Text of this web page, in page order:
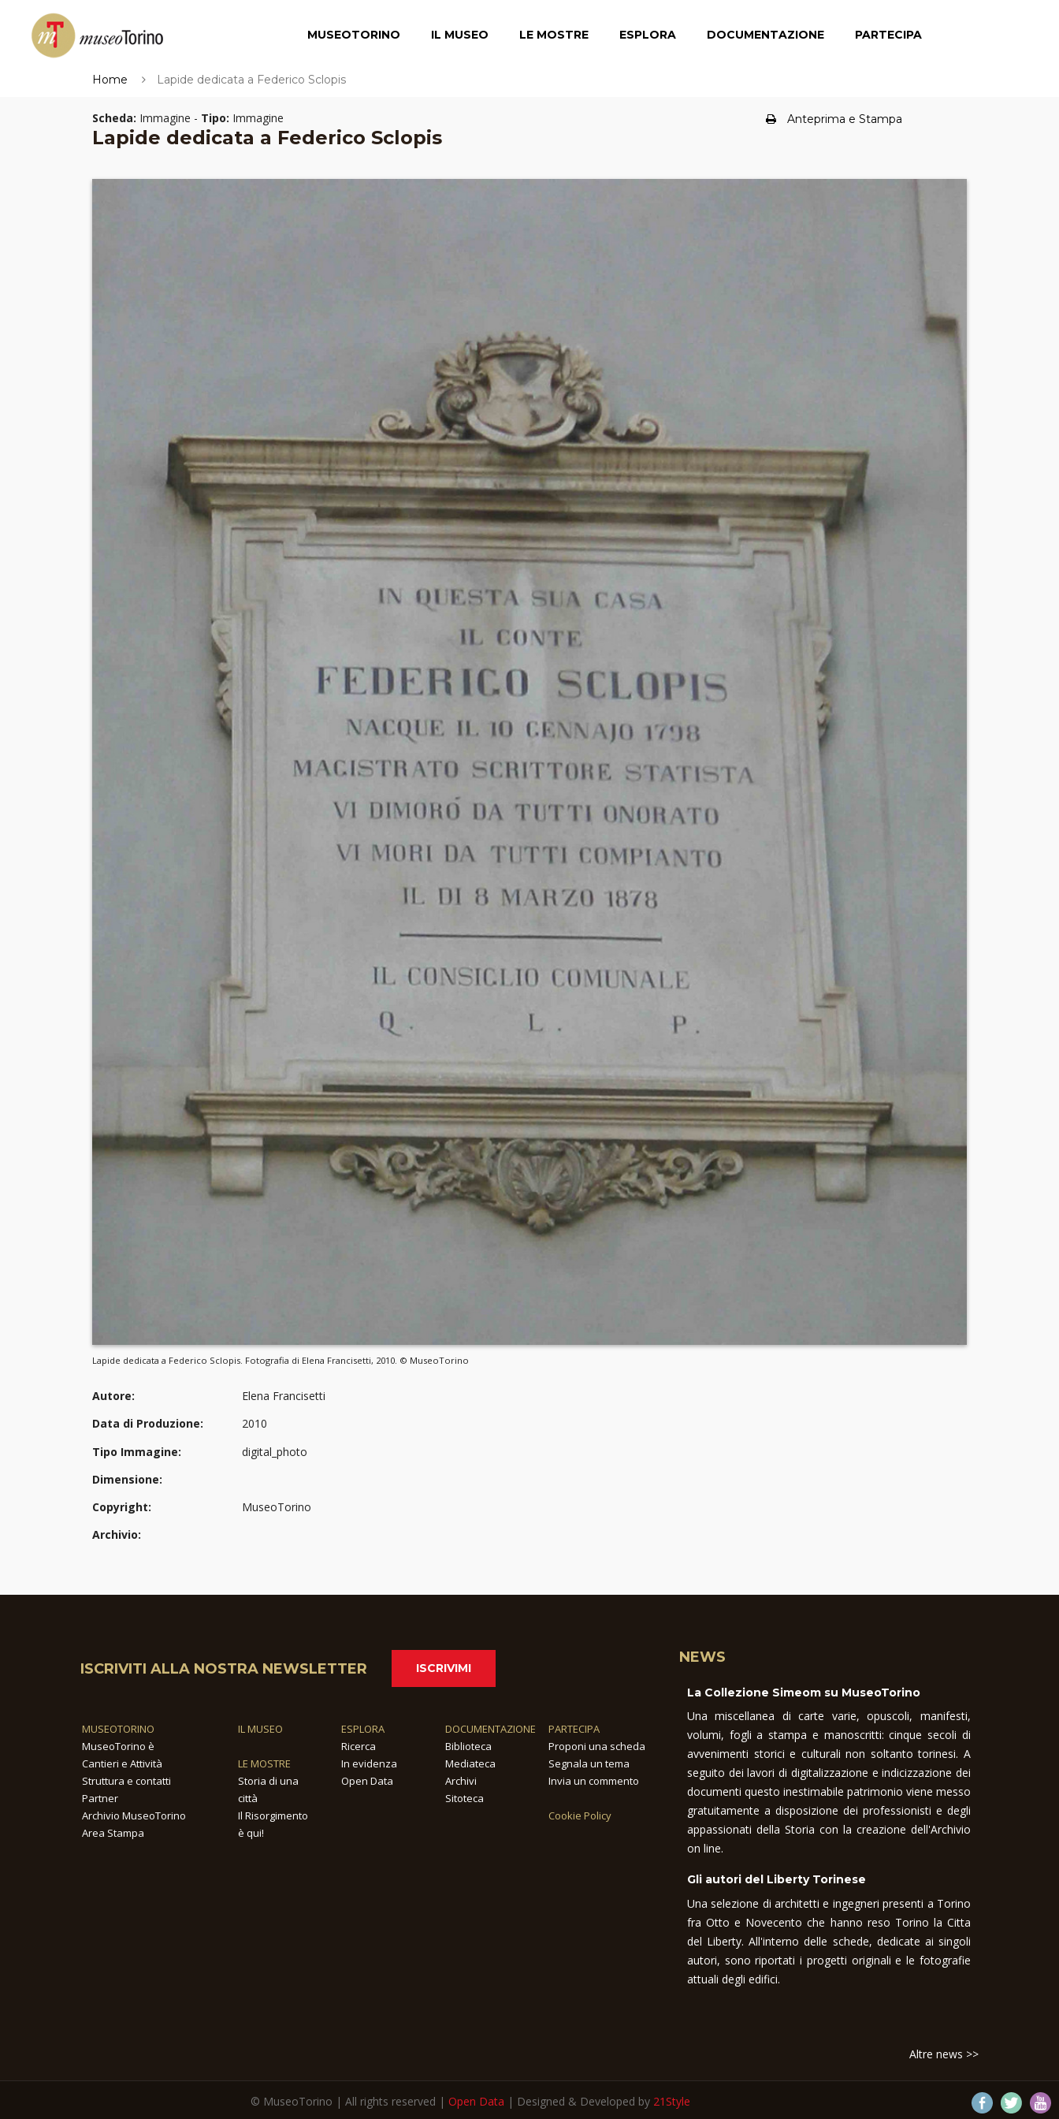
MUSEOTORINO IL MUSEO LE MOSTRE ESPLORA DOCUMENTAZIONE PARTECIPA
Home Lapide dedicata a Federico Sclopis
Scheda: Immagine - Tipo: Immagine
Lapide dedicata a Federico Sclopis
Anteprima e Stampa
Lapide dedicata a Federico Sclopis. Fotografia di Elena Francisetti, 2010. © MuseoTorino
Autore:
Elena Francisetti
Data di Produzione:
2010
Tipo Immagine:
digital_photo
Dimensione:
Copyright:
MuseoTorino
Archivio:
ISCRIVITI ALLA NOSTRA NEWSLETTER ISCRIVIMI
MUSEOTORINO
MuseoTorino è
Cantieri e Attività
Struttura e contatti
Partner
Archivio MuseoTorino
Area Stampa
IL MUSEO
LE MOSTRE
Storia di una
città
Il Risorgimento
è qui!
ESPLORA
Ricerca
In evidenza
Open Data
DOCUMENTAZIONE
Biblioteca
Mediateca
Archivi
Sitoteca
PARTECIPA
Proponi una scheda
Segnala un tema
Invia un commento
Cookie Policy
NEWS
La Collezione Simeom su MuseoTorino
Una miscellanea di carte varie, opuscoli, manifesti,
volumi, fogli a stampa e manoscritti: cinque secoli di
avvenimenti storici e culturali non soltanto torinesi. A
seguito dei lavori di digitalizzazione e indicizzazione dei
documenti questo inestimabile patrimonio viene messo
gratuitamente a disposizione dei professionisti e degli
appassionati della Storia con la creazione dell'Archivio
on line.
Gli autori del Liberty Torinese
Una selezione di architetti e ingegneri presenti a Torino
fra Otto e Novecento che hanno reso Torino la Citta
del Liberty. All'interno delle schede, dedicate ai singoli
autori, sono riportati i progetti originali e le fotografie
attuali degli edifici.
Altre news >>
© MuseoTorino | All rights reserved | Open Data | Designed & Developed by 21Style